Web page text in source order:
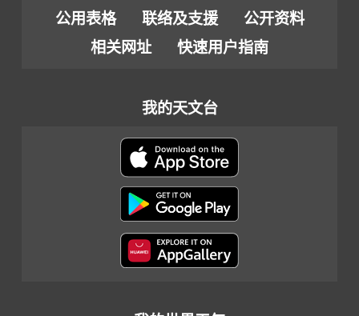
公用表格 联络及支援
公开资料
相关网址
快速用户指南
我的天文台